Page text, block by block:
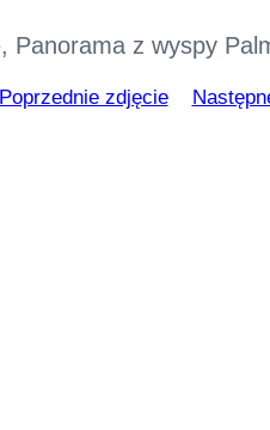
Panorama z wyspy
zdjęcie